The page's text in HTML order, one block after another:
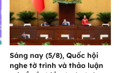
Sáng nay (5/8), Quốc hội
nghe tờ trình và thảo luận